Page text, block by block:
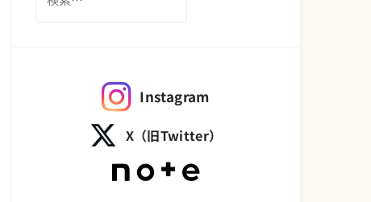
索:
Instagram
X（旧Twitter）